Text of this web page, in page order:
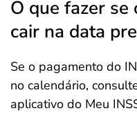
O que fazer
cair na data
Se o pagamento do
no calendário,
aplicativo do Meu